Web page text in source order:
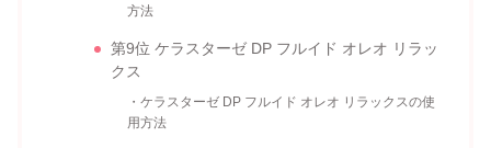
方法
第9位 ケラスターゼ DP フルイド オレオ リラッ
クス
・ケラスターゼ DP フルイド オレオ リラックスの使
用方法